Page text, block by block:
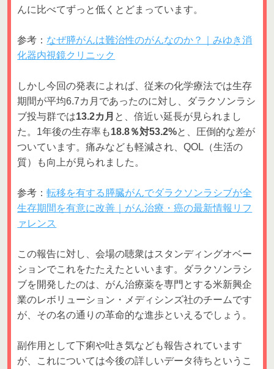
んに比べてずっと低くとどまっています。
参考： なぜ膵がんは難治性のがんなのか？｜みゆき消
化器内視鏡クリニック
しかし今回の発表によれば、従来の化学療法では生存
期間が平均6.7カ月であったのに対し、ダラクソンラシ
ブ投与群では13.2カ月 と、倍近い延長が見られまし
た。1年後の生存率も18.8％対53.2%と、圧倒的な差が
ついています。痛みなども軽減され、QOL（生活の
質）も向上が見られました。
参考：転移を有する膵臓がんでダラクソンラシブが全
生存期間を有意に改善｜がん治療・癌の最新情報リフ
ァレンス
この報告に対し、会場の聴衆はスタンディングオベー
ションでこれをたたえたといいます。ダラクソンラシ
ブを開発したのは、がん治療薬を専門とする米新興企
業のレボリューション・メディシンズ社のチームです
が、その名の通りの革命的な進歩といえるでしょう。
副作用として下痢や吐き気なども報告されています
が、これについては今後の詳しいデータ待ちというこ